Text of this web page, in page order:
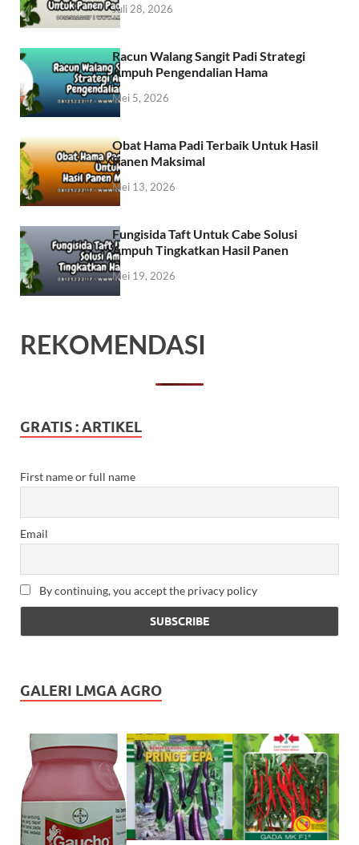
Juli 28, 2026
Racun Walang Sangit Padi Strategi
Ampuh Pengendalian Hama
Mei 5, 2026
Obat Hama Padi Terbaik Untuk Hasil
Panen Maksimal
Mei 13, 2026
Fungisida Taft Untuk Cabe Solusi
Ampuh Tingkatkan Hasil Panen
Mei 19, 2026
REKOMENDASI
GRATIS : ARTIKEL
First name or full name
Email
By continuing, you accept the privacy policy
GALERI LMGA AGRO